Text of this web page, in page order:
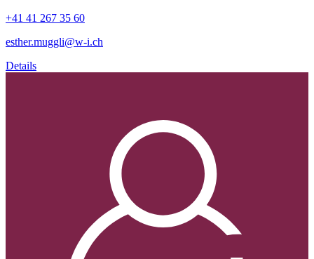
+41 41 267 35 60
esther.muggli@w-i.ch
Details